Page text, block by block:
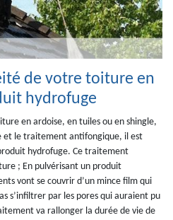
de votre toiture en
hydrofuge
en ardoise, en tuiles ou en shingle,
et le traitement antifongique, il est
hydrofuge. Ce traitement
; En pulvérisant un produit
vont se couvrir d’un mince film qui
s’infiltrer par les pores qui auraient pu
va rallonger la durée de vie de